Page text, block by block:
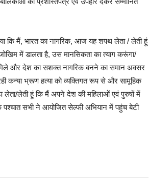
कि मैं, भारत का नागरिक, आज यह शपथ लेता / लेती हूं
में डालता है, उस मानसिकता का त्याग करूंगा/
मिले और देश का सशक्त नागरिक बनने का समान अवसर
कन्या भ्रूण हत्या को व्यक्तिगत रूप से और सामूहिक
लेती हूं कि मैं अपने देश की महिलाओं एवं पुरुषों में
सभी ने आयोजित सेल्फी अभियान में पहुंच बेटी